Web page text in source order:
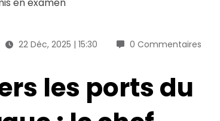
22 Déc, 2025 | 15:30 0 Commentaires
les ports du